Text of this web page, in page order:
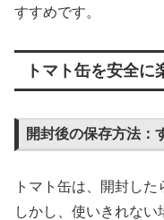
すすめです。
トマト缶を安全
開封後の保存方法：
トマト缶は、開封した
しかし、使いきれな